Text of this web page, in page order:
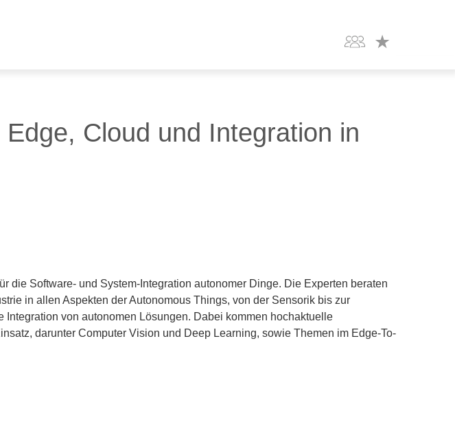
Cloud und Integration in
Software- und System-Integration autonomer Dinge. Die Experten beraten
in allen Aspekten der Autonomous Things, von der Sensorik bis zur
von autonomen Lösungen. Dabei kommen hochaktuelle
darunter Computer Vision und Deep Learning, sowie Themen im Edge-To-